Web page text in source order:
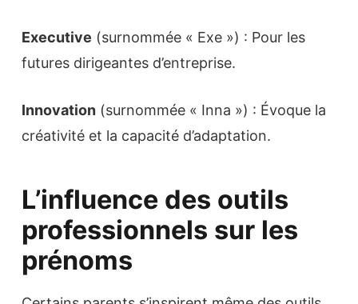
Executive (surnommée « Exe ») : Pour les
futures dirigeantes d’entreprise.
Innovation (surnommée « Inna ») : Évoque la
créativité et la capacité d’adaptation.
L’influence des outils
professionnels sur les
prénoms